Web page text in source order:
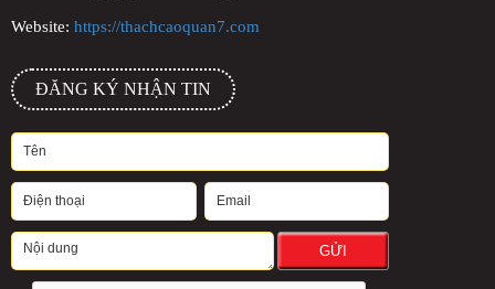
Website: https://thachcaoquan7.com
ĐĂNG KÝ NHẬN TIN
GỬI